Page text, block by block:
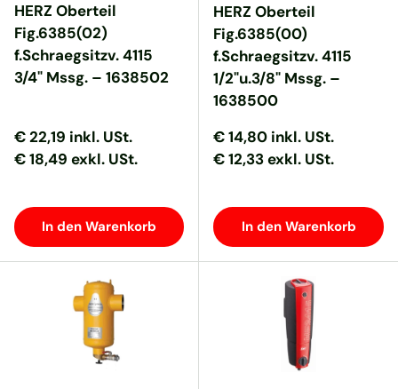
HERZ Oberteil
Fig.6385(02)
f.Schraegsitzv. 4115
3/4" Mssg. – 1638502
Normaler Preis
Normaler Preis
€ 22,19 inkl. USt.
€ 18,49 exkl. USt.
In den Warenkorb
HERZ Oberteil
Fig.6385(00)
f.Schraegsitzv. 4115
1/2"u.3/8" Mssg. –
1638500
Normaler Preis
Normaler Preis
€ 14,80 inkl. USt.
€ 12,33 exkl. USt.
In den Warenkorb